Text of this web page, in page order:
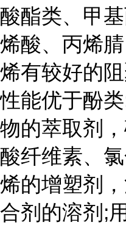
酸酯类、甲
烯酸、丙烯
烯有较好的
性能优于酚
物的萃取剂
酸纤维素、
烯的增塑剂
合剂的溶剂;